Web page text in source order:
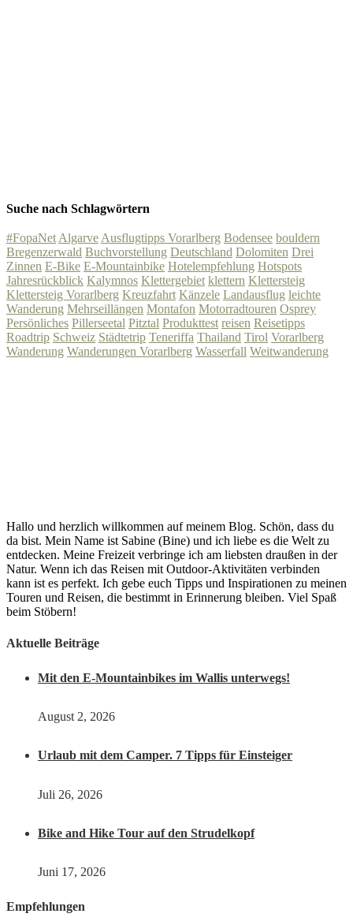
Suche nach Schlagwörtern
#FopaNet Algarve Ausflugtipps Vorarlberg Bodensee bouldern
Bregenzerwald Buchvorstellung Deutschland Dolomiten Drei
Zinnen E-Bike E-Mountainbike Hotelempfehlung Hotspots
Jahresrückblick Kalymnos Klettergebiet klettern Klettersteig
Klettersteig Vorarlberg Kreuzfahrt Känzele Landausflug leichte
Wanderung Mehrseillängen Montafon Motorradtouren Osprey
Persönliches Pillerseetal Pitztal Produkttest reisen Reisetipps
Roadtrip Schweiz Städtetrip Teneriffa Thailand Tirol Vorarlberg
Wanderung Wanderungen Vorarlberg Wasserfall Weitwanderung
Hallo und herzlich willkommen auf meinem Blog. Schön, dass du
da bist. Mein Name ist Sabine (Bine) und ich liebe es die Welt zu
entdecken. Meine Freizeit verbringe ich am liebsten draußen in der
Natur. Wenn ich das Reisen mit Outdoor-Aktivitäten verbinden
kann ist es perfekt. Ich gebe euch Tipps und Inspirationen zu meinen
Touren und Reisen, die bestimmt in Erinnerung bleiben. Viel Spaß
beim Stöbern!
Aktuelle Beiträge
Mit den E-Mountainbikes im Wallis unterwegs!
August 2, 2026
Urlaub mit dem Camper. 7 Tipps für Einsteiger
Juli 26, 2026
Bike and Hike Tour auf den Strudelkopf
Juni 17, 2026
Empfehlungen